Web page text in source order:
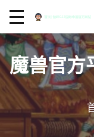
魔兽官方